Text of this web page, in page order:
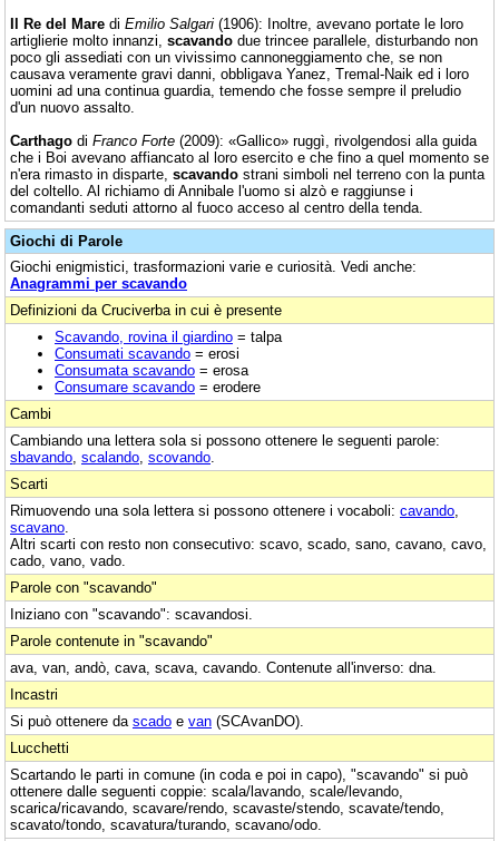
Il Re del Mare di Emilio Salgari (1906): Inoltre, avevano portate le loro
artiglierie molto innanzi, scavando due trincee parallele, disturbando non
poco gli assediati con un vivissimo cannoneggiamento che, se non
causava veramente gravi danni, obbligava Yanez, Tremal-Naik ed i loro
uomini ad una continua guardia, temendo che fosse sempre il preludio
d'un nuovo assalto.
Carthago di Franco Forte (2009): «Gallico» ruggì, rivolgendosi alla guida
che i Boi avevano affiancato al loro esercito e che fino a quel momento se
n'era rimasto in disparte, scavando strani simboli nel terreno con la punta
del coltello. Al richiamo di Annibale l'uomo si alzò e raggiunse i
comandanti seduti attorno al fuoco acceso al centro della tenda.
Giochi di Parole
Giochi enigmistici, trasformazioni varie e curiosità. Vedi anche:
Anagrammi per scavando
Definizioni da Cruciverba in cui è presente
Scavando, rovina il giardino = talpa
Consumati scavando = erosi
Consumata scavando = erosa
Consumare scavando = erodere
Cambi
Cambiando una lettera sola si possono ottenere le seguenti parole:
sbavando scalando scovando
Scarti
Rimuovendo una sola lettera si possono ottenere i vocaboli: cavando
scavano
Altri scarti con resto non consecutivo: scavo, scado, sano, cavano, cavo,
cado, vano, vado.
Parole con "scavando"
Iniziano con "scavando": scavandosi.
Parole contenute in "scavando"
ava, van, andò, cava, scava, cavando. Contenute all'inverso: dna.
Incastri
Si può ottenere da scado e van (SCAvanDO).
Lucchetti
Scartando le parti in comune (in coda e poi in capo), "scavando" si può
ottenere dalle seguenti coppie: scala/lavando, scale/levando,
scarica/ricavando, scavare/rendo, scavaste/stendo, scavate/tendo,
scavato/tondo, scavatura/turando, scavano/odo.